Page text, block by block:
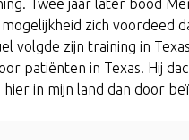
Twee jaar later bood
zich voordeed
volgde zijn training in
patiënten in Texas. Hij
in mijn land dan door